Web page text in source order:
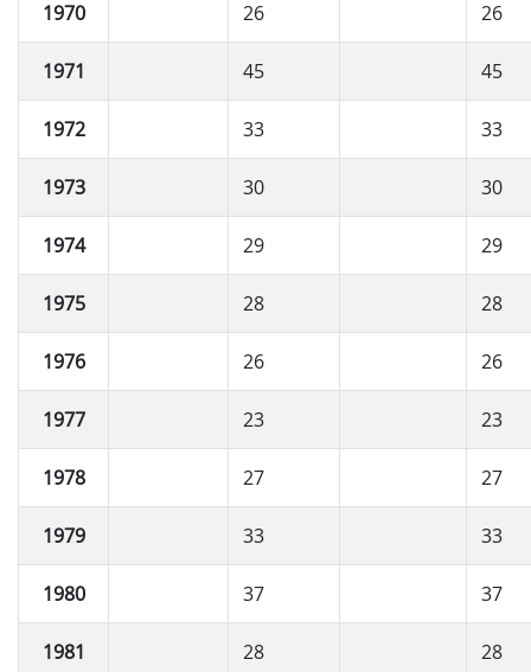
1970 26 26
1971 45 45
1972 33 33
1973 30 30
1974 29 29
1975 28 28
1976 26 26
1977 23 23
1978 27 27
1979 33 33
1980 37 37
1981 28 28